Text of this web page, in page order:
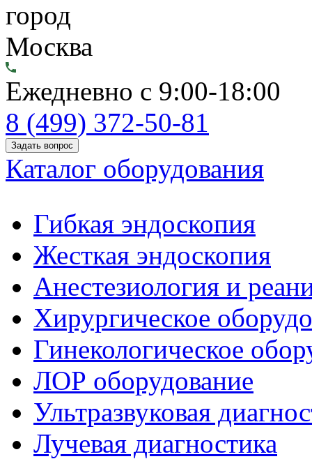
город
Москва
Ежедневно с 9:00-18:00
8 (499) 372-50-81
Задать вопрос
Каталог оборудования
Гибкая эндоскопия
Жесткая эндоскопия
Анестезиология и
Хирургическое
Гинекологическое
ЛОР оборудование
Ультразвуковая
Лучевая диагностика